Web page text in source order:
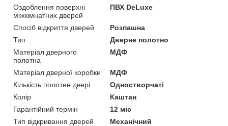
Оздоблення поверхні
міжкімнатних дверей
ПВХ DeLuxe
Спосіб відкриття дверей
Розпашна
Тип
Дверне полотно
Матеріал дверного
полотна
МДФ
Матеріал дверної коробки
МДФ
Кількість полотен двері
Одностворчаті
Колір
Каштан
Гарантійний термін
12 міс
Тип відкривання дверей
Механічний